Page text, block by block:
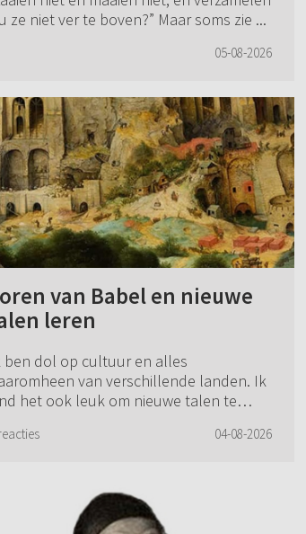
niet ver te boven?” Maar soms zie ...
05-08-2026
van Babel en nieuwe
leren
ben dol op cultuur en alles
van verschillende landen. Ik
het ook leuk om nieuwe talen te
Hij heeft niet voor niets de talen04-08-2026